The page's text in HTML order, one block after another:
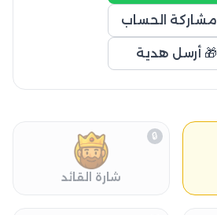
مشاركة الحساب
🎁 أرسل هدية
شارة القائد
🔒